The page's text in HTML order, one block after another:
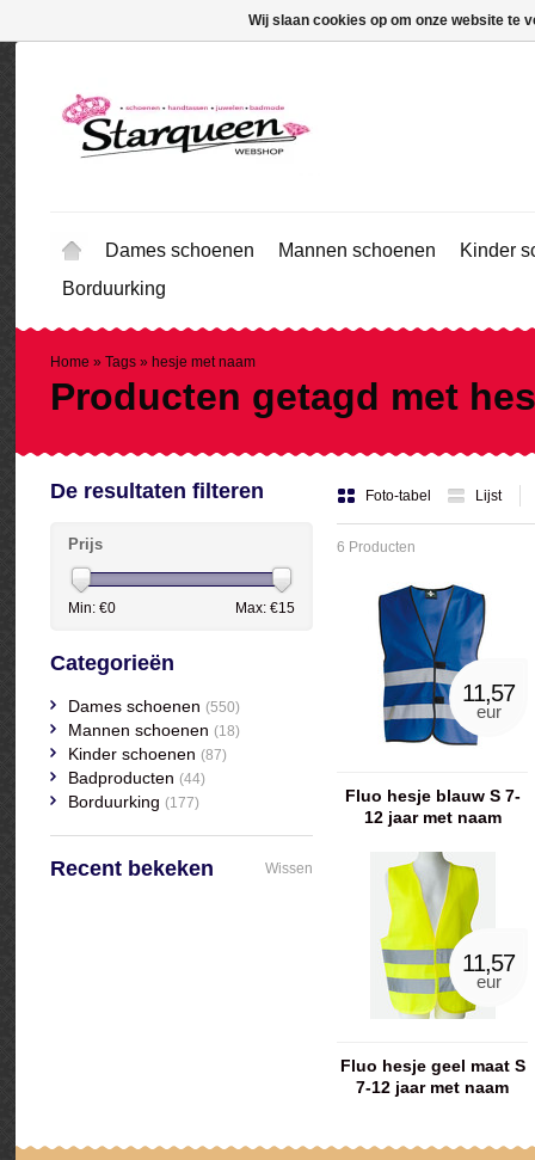
Dames schoenen Mannen schoenen
Kinder
Borduurking
Home » Tags » hesje met naam
Producten getagd met
Foto-tabel Lijst
6 Producten
11,57
eur
Fluo hesje blauw S 7-
12 jaar met naam
11,57
eur
Fluo hesje geel maat S
7-12 jaar met naam
De resultaten filteren
Prijs
Min: €0 Max: €15
Categorieën
Dames schoenen (550)
Mannen schoenen (18)
Kinder schoenen (87)
Badproducten (44)
Borduurking (177)
Recent bekeken Wissen
Wij slaan cookies op om onze website te